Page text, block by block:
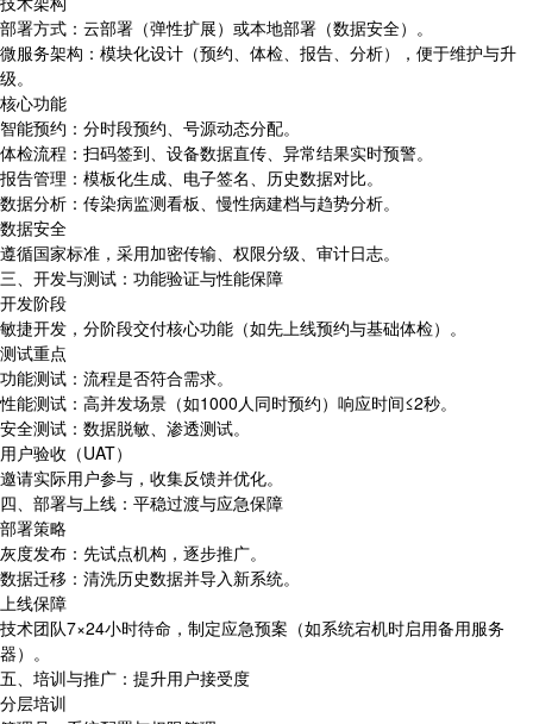
部署方式：云部署（弹性扩展）或本地部署（数据安全）。
微服务架构：模块化设计（预约、体检、报告、分析），便于维护与升
级。
核心功能
智能预约：分时段预约、号源动态分配。
体检流程：扫码签到、设备数据直传、异常结果实时预警。
报告管理：模板化生成、电子签名、历史数据对比。
数据分析：传染病监测看板、慢性病建档与趋势分析。
数据安全
遵循国家标准，采用加密传输、权限分级、审计日志。
三、开发与测试：功能验证与性能保障
开发阶段
敏捷开发，分阶段交付核心功能（如先上线预约与基础体检）。
测试重点
功能测试：流程是否符合需求。
性能测试：高并发场景（如1000人同时预约）响应时间≤2秒。
安全测试：数据脱敏、渗透测试。
用户验收（UAT）
邀请实际用户参与，收集反馈并优化。
四、部署与上线：平稳过渡与应急保障
部署策略
灰度发布：先试点机构，逐步推广。
数据迁移：清洗历史数据并导入新系统。
上线保障
技术团队7×24小时待命，制定应急预案（如系统宕机时启用备用服务
器）。
五、培训与推广：提升用户接受度
分层培训